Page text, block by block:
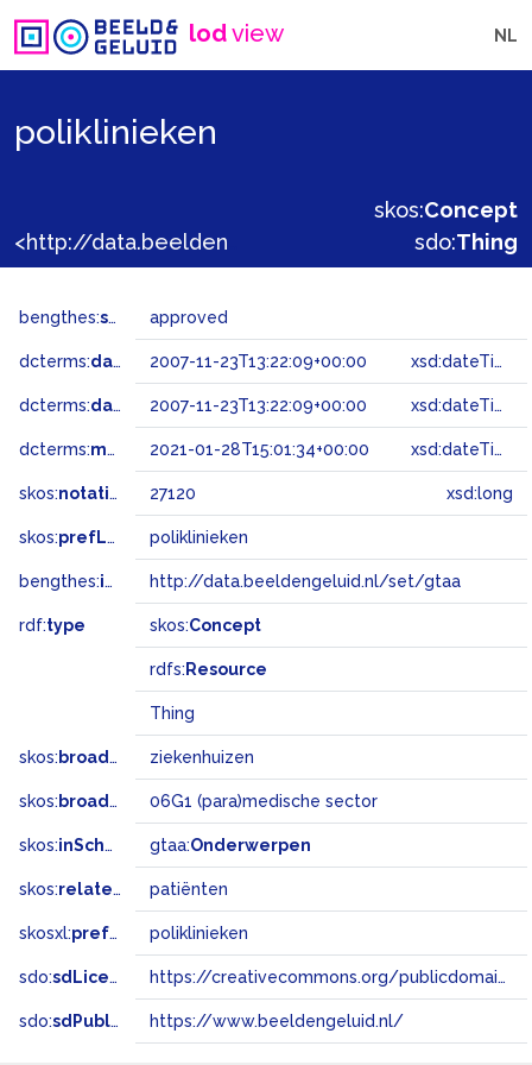
lodview NL
poliklinieken
skos:Concept
sdo:Thing
bengthes:status approved
dcterms:dateAccepted 2007-11-23T13:22:09+00:00 xsd:dateTime
dcterms:dateSubmitted 2007-11-23T13:22:09+00:00 xsd:dateTime
dcterms:modified 2021-01-28T15:01:34+00:00 xsd:dateTime
skos:notation 27120 xsd:long
skos:prefLabel poliklinieken
bengthes:inSet http://data.beeldengeluid.nl/set/gtaa
rdf:type skos:Concept
rdfs: Resource
Thing
skos: broader ziekenhuizen
skos: broadMatch 06G1 (para)medische sector
skos:inScheme gtaa:Onderwerpen
skos:related patiënten
skosxl:prefLabel poliklinieken
sdo:sdLicense https://creativecommons.org/publicdomain/zero/1.0/
sdo:sdPublisher https://www.beeldengeluid.nl/